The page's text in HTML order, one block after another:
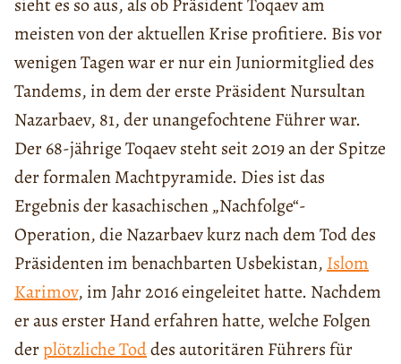
meisten von der aktuellen Krise profitiere. Bis vor
wenigen Tagen war er nur ein Juniormitglied des
Tandems, in dem der erste Präsident Nursultan
Nazarbaev, 81, der unangefochtene Führer war.
Der 68-jährige Toqaev steht seit 2019 an der Spitze
der formalen Machtpyramide. Dies ist das
Ergebnis der kasachischen „Nachfolge“-
Operation, die Nazarbaev kurz nach dem Tod des
Präsidenten im benachbarten Usbekistan, Islom
Karimov, im Jahr 2016 eingeleitet hatte. Nachdem
er aus erster Hand erfahren hatte, welche Folgen
derplötzliche Toddes autoritären Führers für